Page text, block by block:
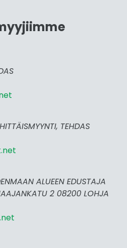
TEHDAS
ALUEEN EDUSTAJA
2 08200 LOHJA